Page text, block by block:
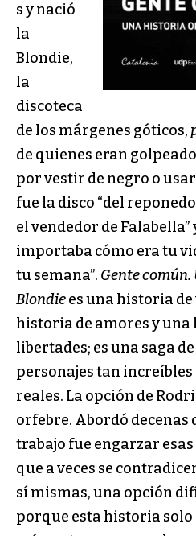
s y nació
la
Blondie,
la
discoteca
de los márgenes góticos,
de quienes eran
por vestir de negro o
fue la disco “del
el vendedor de Falabella”
importaba cómo era tu
tu semana”. Gente
Blondiees una historia
historia de amores y una
libertades; es una saga
personajes tan increíbles
reales. La opción de
orfebre. Abordó decenas
trabajo fue engarzar
que a veces se
sí mismas, una opción
porque esta historia solo